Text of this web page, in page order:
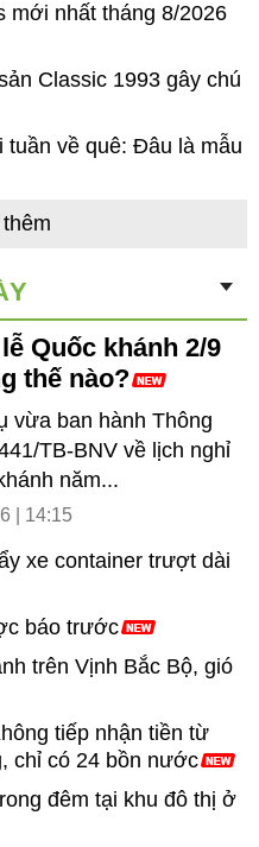
mới nhất tháng 8/2026
Classic 1993 gây chú
tuần về quê: Đâu là mẫu
Quốc khánh 2/9
thế nào?
vừa ban hành Thông
TB-BNV về lịch nghỉ
năm...
| 14:15
xe container trượt dài
báo trước
trên Vịnh Bắc Bộ, gió
tiếp nhận tiền từ
chỉ có 24 bồn nước
đêm tại khu đô thị ở